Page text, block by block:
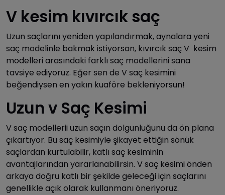
V kesim kıvırcık saç
Uzun saçlarını yeniden yapılandırmak, aynalara yeni
saç modelinle bakmak istiyorsan, kıvırcık saç V kesim
modelleri arasındaki farklı saç modellerini sana
tavsiye ediyoruz. Eğer sen de V saç kesimini
beğendiysen en yakın kuaföre bekleniyorsun!
Uzun v Saç Kesimi
V saç modellerii uzun saçın dolgunluğunu da ön plana
çıkartıyor. Bu saç kesimiyle şikayet ettiğin sönük
saçlardan kurtulabilir, katlı saç kesiminin
avantajlarından yararlanabilirsin. V saç kesimi önden
arkaya doğru katlı bir şekilde geleceği için saçlarını
genellikle açık olarak kullanmanı öneriyoruz.